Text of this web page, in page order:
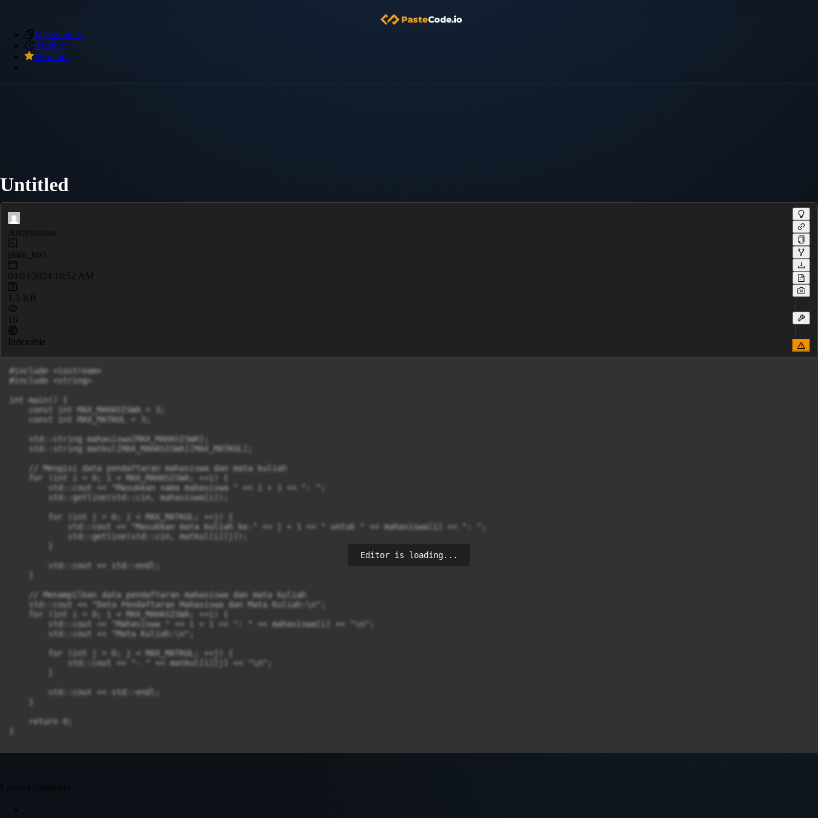
My Snippets
Archive
Premium
Untitled
Anonymous
plain_text
04/03/2024 10:52 AM
1.5 KB
16
Indexable
#include <iostream>
#include <string>
int main() {
    const int MAX_MAHASISWA = 3;
    const int MAX_MATKUL = 3;
    std::string mahasiswa[MAX_MAHASISWA];
    std::string matkul[MAX_MAHASISWA][MAX_MATKUL];
    // Mengisi data pendaftaran mahasiswa dan mata kuliah
    for (int i = 0; i < MAX_MAHASISWA; ++i) {
        std::cout << "Masukkan nama mahasiswa " << i + 1 << ": ";
        std::getline(std::cin, mahasiswa[i]);
        for (int j = 0; j < MAX_MATKUL; ++j) {
            std::cout << "Masukkan mata kuliah ke-" << j + 1 << " untuk " << mahasiswa[i] << ": ";
            std::getline(std::cin, matkul[i][j]);
        std::cout << std::endl;
    // Menampilkan data pendaftaran mahasiswa dan mata kuliah
    std::cout << "Data Pendaftaran Mahasiswa dan Mata Kuliah:\n";
    for (int i = 0; i < MAX_MAHASISWA; ++i) {
        std::cout << "Mahasiswa " << i + 1 << ": " << mahasiswa[i] << "\n";
        std::cout << "Mata Kuliah:\n";
        for (int j = 0; j < MAX_MATKUL; ++j) {
            std::cout << "- " << matkul[i][j] << "\n";
        std::cout << std::endl;
    return 0;
Editor is loading...